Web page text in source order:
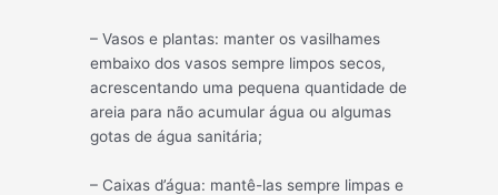
– Vasos e plantas: manter os vasilhames
embaixo dos vasos sempre limpos secos,
acrescentando uma pequena quantidade de
areia para não acumular água ou algumas
gotas de água sanitária;
– Caixas d’água: mantê-las sempre limpas e